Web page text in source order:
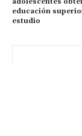
educación
estudio